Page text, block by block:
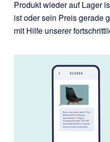
Produkt wieder auf Lager
ist oder sein Preis gerade
mit Hilfe unserer